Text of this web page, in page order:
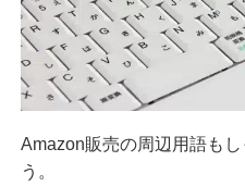
Amazon販売の周辺用語も
う。